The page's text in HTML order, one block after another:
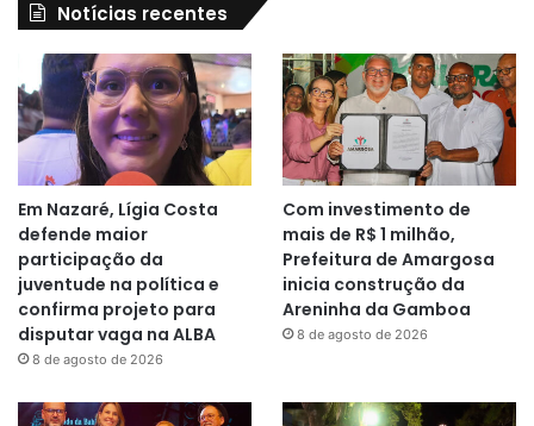
Notícias recentes
Em Nazaré, Lígia Costa
defende maior
participação da
juventude na política e
confirma projeto para
disputar vaga na ALBA
8 de agosto de 2026
Com investimento de
mais de R$ 1 milhão,
Prefeitura de Amargosa
inicia construção da
Areninha da Gamboa
8 de agosto de 2026